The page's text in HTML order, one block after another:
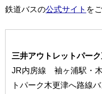
鉄道バスの公式サイト を
三井アウトレットパー
JR内房線 袖ヶ浦駅・
トパーク木更津へ路線